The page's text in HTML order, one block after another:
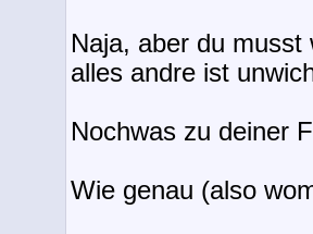
Naja, aber du musst
alles andre ist
Nochwas zu deiner
Wie genau (also